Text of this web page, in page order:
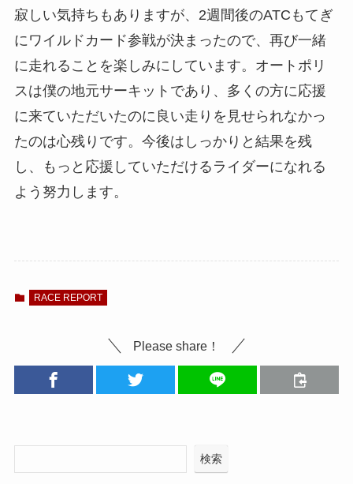
寂しい気持ちもありますが、2週間後のATCもてぎ
にワイルドカード参戦が決まったので、再び一緒
に走れることを楽しみにしています。オートポリ
スは僕の地元サーキットであり、多くの方に応援
に来ていただいたのに良い走りを見せられなかっ
たのは心残りです。今後はしっかりと結果を残
し、もっと応援していただけるライダーになれる
よう努力します。
RACE REPORT
Please share！
検索